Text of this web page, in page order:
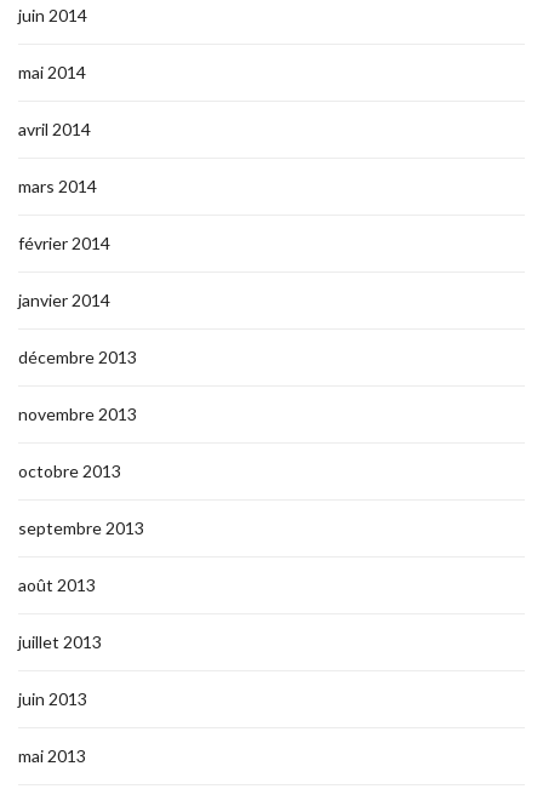
juin 2014
mai 2014
avril 2014
mars 2014
février 2014
janvier 2014
décembre 2013
novembre 2013
octobre 2013
septembre 2013
août 2013
juillet 2013
juin 2013
mai 2013